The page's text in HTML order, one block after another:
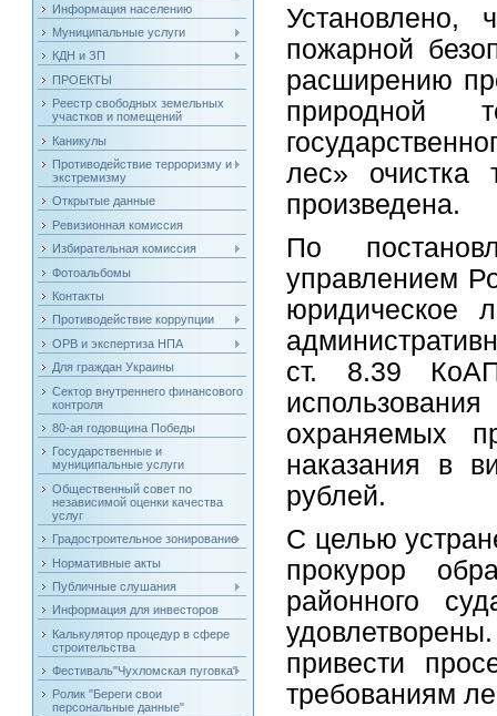
Информация населению
Муниципальные услуги
КДН и ЗП
ПРОЕКТЫ
Реестр свободных земельных
участков и помещений
Каникулы
Противодействие терроризму и
экстремизму
Открытые данные
Ревизионная комиссия
Избирательная комиссия
Фотоальбомы
Контакты
Противодействие коррупции
ОРВ и экспертиза НПА
Для граждан Украины
Сектор внутреннего финансового
контроля
80-ая годовщина Победы
Государственные и
муниципальные услуги
Общественный совет по
независимой оценки качества
услуг
Градостроительное зонирование
Нормативные акты
Публичные слушания
Информация для инвесторов
Калькулятор процедур в сфере
строительства
Фестиваль"Чухломская пуговка"
Ролик "Береги свои
персональные данные"
Установлено,
пожарной
расширению
природной
лес» очистка
произведена.
По
управлением
юридическое
ст. 8.39
охраняемых
наказания в
рублей.
С целью
прокурор
районного
привести
требованиям